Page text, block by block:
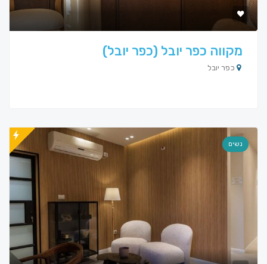
מקווה כפר יובל (כפר יובל)
כפר יובל
נשים